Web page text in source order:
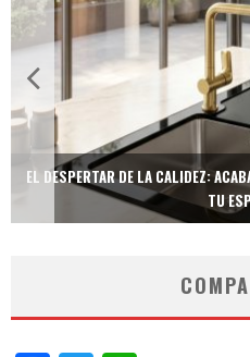
EL DESPERTAR DE LA CALIDEZ:
TU